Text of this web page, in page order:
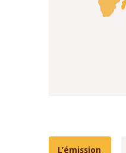
L’émission